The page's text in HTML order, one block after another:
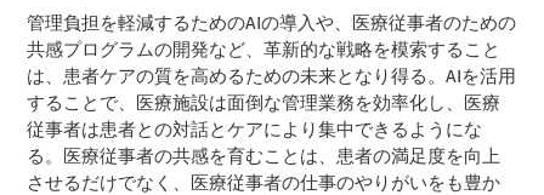
管理負担を軽減するためのAIの導入や、医療従事者のための
共感プログラムの開発など、革新的な戦略を模索すること
は、患者ケアの質を高めるための未来となり得る。AIを活用
することで、医療施設は面倒な管理業務を効率化し、医療
従事者は患者との対話とケアにより集中できるようにな
る。医療従事者の共感を育むことは、患者の満足度を向上
させるだけでなく、医療従事者の仕事のやりがいをも豊か